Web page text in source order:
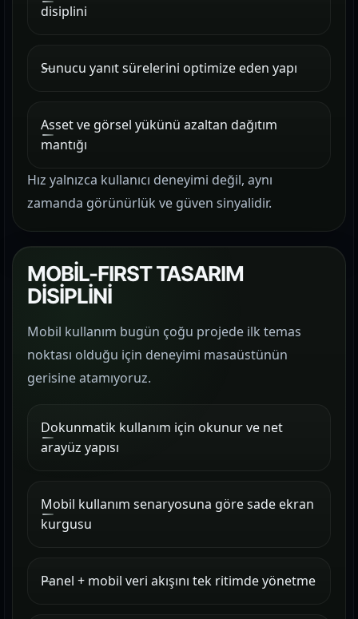
disiplini
Sunucu yanıt sürelerini optimize eden yapı
Asset ve görsel yükünü azaltan dağıtım
mantığı
Hız yalnızca kullanıcı deneyimi değil, aynı
zamanda görünürlük ve güven sinyalidir.
MOBİL-FIRST TASARIM
DİSİPLİNİ
Mobil kullanım bugün çoğu projede ilk temas
noktası olduğu için deneyimi masaüstünün
gerisine atamıyoruz.
Dokunmatik kullanım için okunur ve net
arayüz yapısı
Mobil kullanım senaryosuna göre sade ekran
kurgusu
Panel + mobil veri akışını tek ritimde yönetme